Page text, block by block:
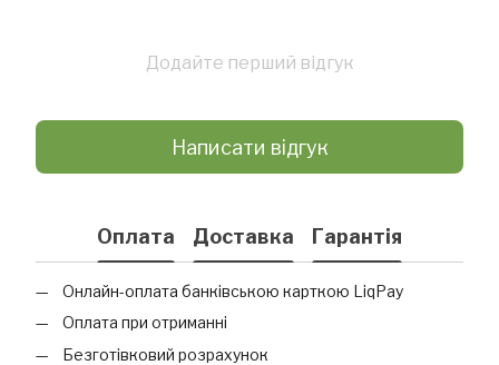
Додайте перший відгук
Написати відгук
Оплата Доставка Гарантія
Онлайн-оплата банківською карткою LiqPay
Оплата при отриманні
Безготівковий розрахунок